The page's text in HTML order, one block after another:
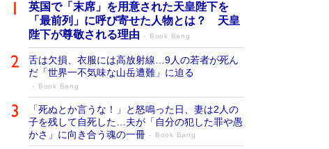
英国で「末席」を用意された天皇陛下を
「最前列」に呼び寄せた人物とは？ 天皇
陛下が尊敬される理由
Book Bang
舌は欠損、衣服には高放射線…9人の若者が死ん
だ「世界一不気味な山岳遭難」に迫る
Book Bang
「死ぬとか言うな！」と怒鳴った日、妻は2人の
子を残して自死した…夫が「自分の犯した罪や愚
かさ」に向き合う魂の一冊
Book Bang